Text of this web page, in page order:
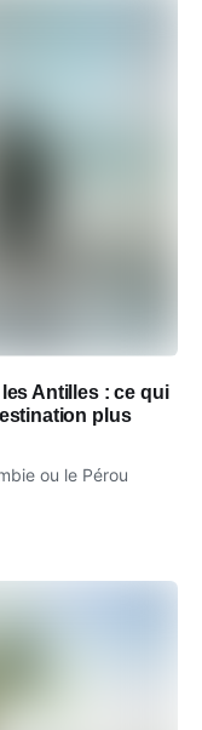
Antilles : ce qui
plus
ou le Pérou